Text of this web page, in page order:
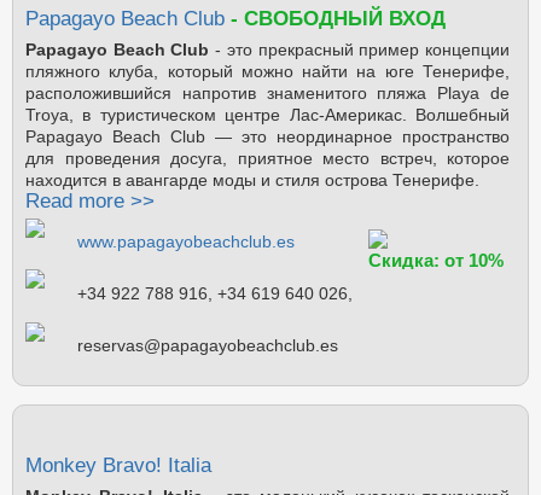
Papagayo Beach Club - СВОБОДНЫЙ ВХОД
Papagayo Beach Club - это прекрасный пример концепции
пляжного клуба, который можно найти на юге Тенерифе,
расположившийся напротив знаменитого пляжа Playa de
Troya, в туристическом центре Лас-Америкас. Волшебный
Papagayo Beach Club — это неординарное пространство
для проведения досуга, приятное место встреч, которое
находится в авангарде моды и стиля острова Тенерифе.
Read more >>
www.papagayobeachclub.es
+34 922 788 916, +34 619 640 026,
+34 626 065 801
reservas@papagayobeachclub.es
Скидка: от 10%
Monkey Bravo! Italia